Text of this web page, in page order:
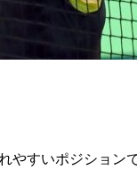
やすいポジション